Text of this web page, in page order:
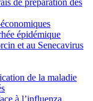
de préparation des
épidémique
et au Senecavirus
de la maladie
à l’influenza